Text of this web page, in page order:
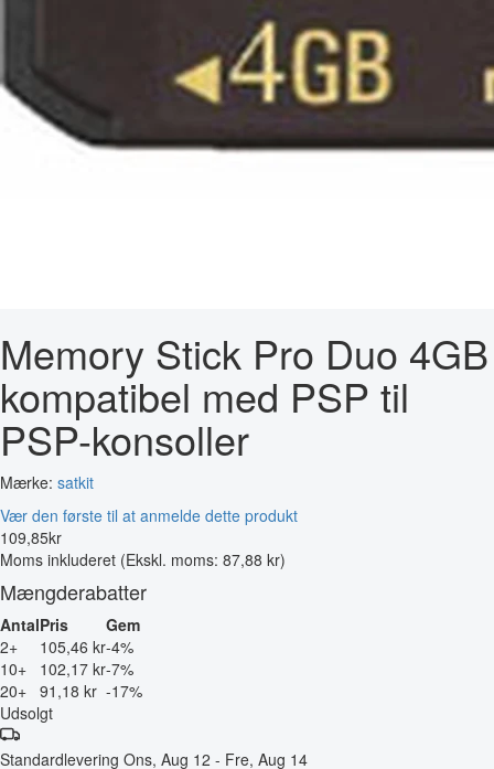
Memory Stick Pro Duo 4GB
kompatibel med PSP til
PSP-konsoller
Mærke: satkit
Vær den første til at anmelde dette produkt
109,85kr
Moms inkluderet (Ekskl. moms: 87,88 kr)
Mængderabatter
AntalPris
Gem
2+
105,46 kr-4%
10+
102,17 kr-7%
20+ 91,18 kr -17%
Udsolgt
Standardlevering Ons, Aug 12 - Fre, Aug 14